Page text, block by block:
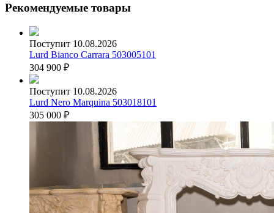
Рекомендуемые товары
Поступит 10.08.2026
Lurd Bianco Carrara 503005101
304 900 ₽
Поступит 10.08.2026
Lurd Nero Marquina 503018101
305 000 ₽